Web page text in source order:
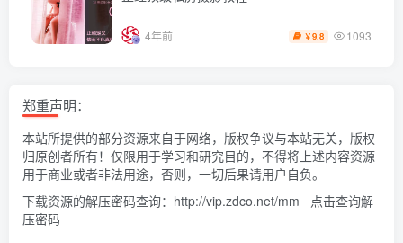
4年前 ￥9.8 1093
郑重声明：
本站所提供的部分资源来自于网络，版权争议与本站无关，版权
归原创者所有！仅限用于学习和研究目的，不得将上述内容资源
用于商业或者非法用途，否则，一切后果请用户自负。
下载资源的解压密码查询： http://vip.zdco.net/mm
点击查询解
压密码